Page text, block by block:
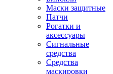
Маски защитные
Патчи
Рогатки и
аксессуары
Сигнальные
средства
Средства
маскировки